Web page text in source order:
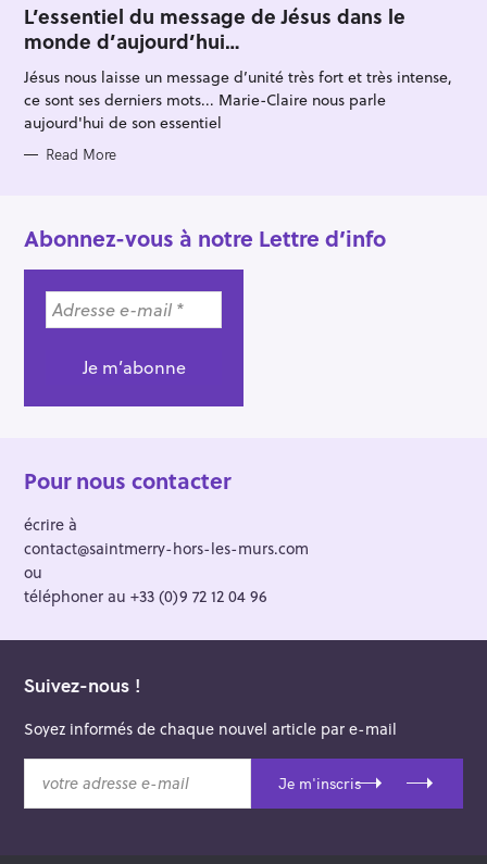
T
E
G
O
R
I
E
S
L’essentiel du message de Jésus dans le
monde d’aujourd’hui…
Jésus nous laisse un message d’unité très fort et très intense,
ce sont ses derniers mots... Marie-Claire nous parle
aujourd'hui de son essentiel
Read More
Abonnez-vous à notre Lettre d’info
Pour nous contacter
écrire à
contact@saintmerry-hors-les-murs.com
ou
téléphoner au +33 (0)9 72 12 04 96
Suivez-nous !
Soyez informés de chaque nouvel article par e-mail
t
Je m'inscris